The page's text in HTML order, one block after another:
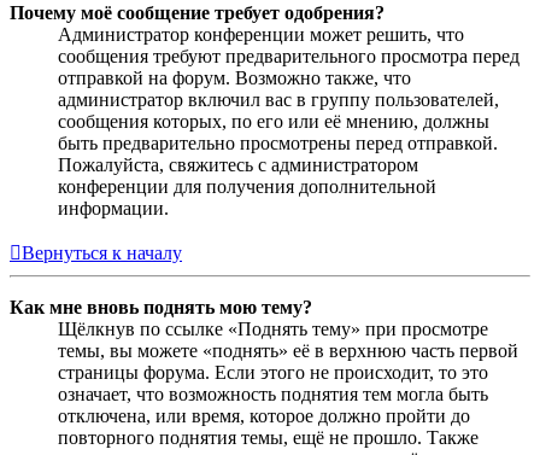
Почему моё сообщение требует одобрения?
Администратор конференции может решить, что
сообщения требуют предварительного просмотра перед
отправкой на форум. Возможно также, что
администратор включил вас в группу пользователей,
сообщения которых, по его или её мнению, должны
быть предварительно просмотрены перед отправкой.
Пожалуйста, свяжитесь с администратором
конференции для получения дополнительной
информации.
Вернуться к началу
Как мне вновь поднять мою тему?
Щёлкнув по ссылке «Поднять тему» при просмотре
темы, вы можете «поднять» её в верхнюю часть первой
страницы форума. Если этого не происходит, то это
означает, что возможность поднятия тем могла быть
отключена, или время, которое должно пройти до
повторного поднятия темы, ещё не прошло. Также